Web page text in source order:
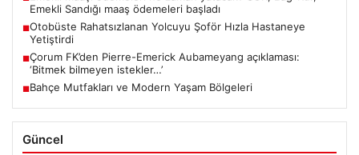
Emekli Sandığı maaş ödemeleri başladı
■Otobüste Rahatsızlanan Yolcuyu Şoför Hızla Hastaneye
Yetiştirdi
■Çorum FK’den Pierre-Emerick Aubameyang açıklaması:
‘Bitmek bilmeyen istekler…’
■Bahçe Mutfakları ve Modern Yaşam Bölgeleri
Güncel